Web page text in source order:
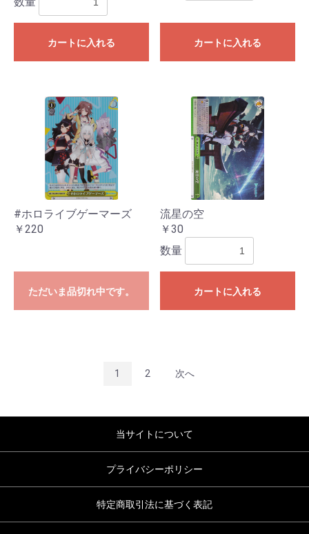
カートに入れる カートに入れる
#ホロライブゲーマーズ
￥220
ただいま品切れ中です。
流星の空
￥30
数量
カートに入れる
1 2 次へ
当サイトについて
プライバシーポリシー
特定商取引法に基づく表記